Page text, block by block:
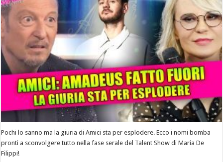
Pochi lo sanno ma la giuria di Amici sta per esplodere. Ecco i nomi bomba
pronti a sconvolgere tutto nella fase serale del Talent Show di Maria De
Filippi!